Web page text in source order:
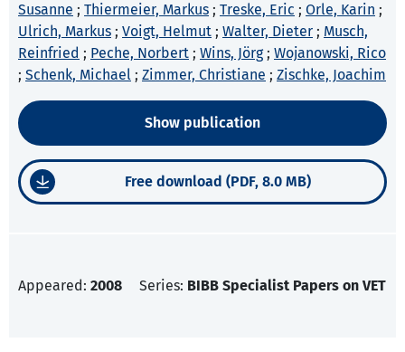
Susanne ; Thiermeier, Markus ; Treske, Eric ; Orle, Karin ;
Ulrich, Markus ; Voigt, Helmut ; Walter, Dieter ; Musch,
Reinfried ; Peche, Norbert ; Wins, Jörg; Wojanowski, Rico
; Schenk, Michael ; Zimmer, Christiane ; Zischke, Joachim
Show publication
Free download (PDF, 8.0 MB)
Appeared: 2008 Series: BIBB Specialist Papers on VET